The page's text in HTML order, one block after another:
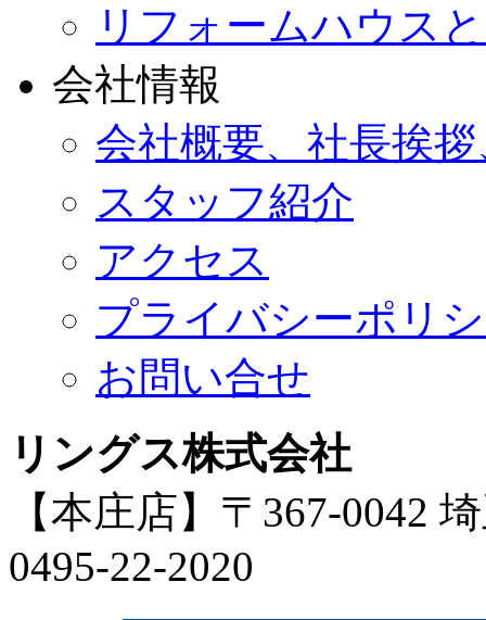
リフォームハウス
会社情報
会社概要、社長挨
スタッフ紹介
アクセス
プライバシーポリ
お問い合せ
リングス株式会社
【本庄店】〒367-0042
0495-22-2020